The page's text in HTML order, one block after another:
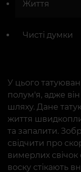
Життя
Чисті думки
У цього
полум'я, адже
шляху. Дане
життя
та запалити.
свідчити про
вимерлих свічок
воску стікають